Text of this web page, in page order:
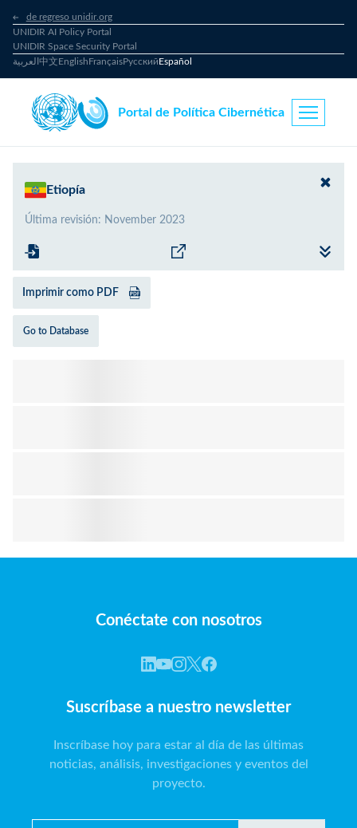
de regreso unidir.org
UNIDIR AI Policy Portal
UNIDIR Space Security Portal
العربية 中文EnglishFrançaisРусскийEspañol
Portal de Política Cibernética
Etiopía
Última revisión: November 2023
Imprimir como PDF
Go to Database
Conéctate con nosotros
Suscríbase a nuestro newsletter
Inscríbase hoy para estar al día de las últimas
noticias, análisis, investigaciones y eventos del
proyecto.